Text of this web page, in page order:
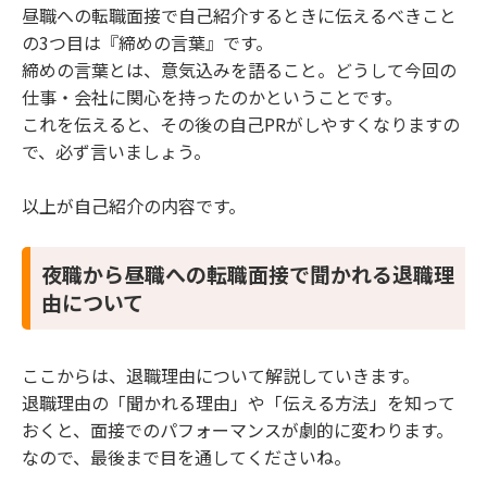
昼職への転職面接で自己紹介するときに伝えるべきこと
の3つ目は『締めの言葉』です。
締めの言葉とは、意気込みを語ること。どうして今回の
仕事・会社に関心を持ったのかということです。
これを伝えると、その後の自己PRがしやすくなりますの
で、必ず言いましょう。
以上が自己紹介の内容です。
夜職から昼職への転職面接で聞かれる退職理
由について
ここからは、退職理由について解説していきます。
退職理由の「聞かれる理由」や「伝える方法」を知って
おくと、面接でのパフォーマンスが劇的に変わります。
なので、最後まで目を通してくださいね。